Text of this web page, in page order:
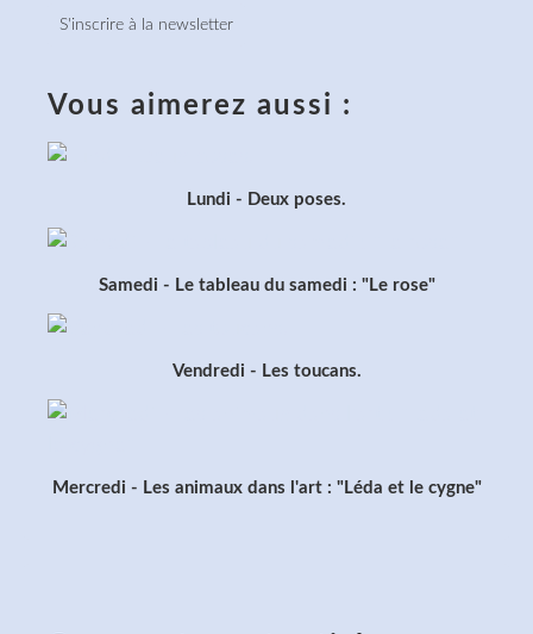
S'inscrire à la newsletter
Vous aimerez aussi :
Lundi - Deux poses.
Samedi - Le tableau du samedi : "Le rose"
Vendredi - Les toucans.
Mercredi - Les animaux dans l'art : "Léda et le cygne"